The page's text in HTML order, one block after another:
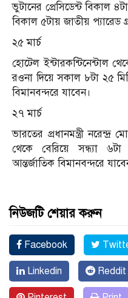
ভুটানের প্রেসিডেন্ট বিকাল
বিকাল ৫টায় জাতীয় প্যারেড
২৫ মার্চ
হোটেল ইন্টারকন্টিনেন্টাল
রওনা দিয়ে সকাল ৮টা ২৫
বিমানবন্দরে যাবেন।
২৭ মার্চ
ভারতের প্রধানমন্ত্রী নরেন্দ্র
থেকে বেরিয়ে সন্ধ্যা
আন্তর্জাতিক বিমানবন্দরে
নিউজটি শেয়ার করুন
Facebook
Linkedin Reddit